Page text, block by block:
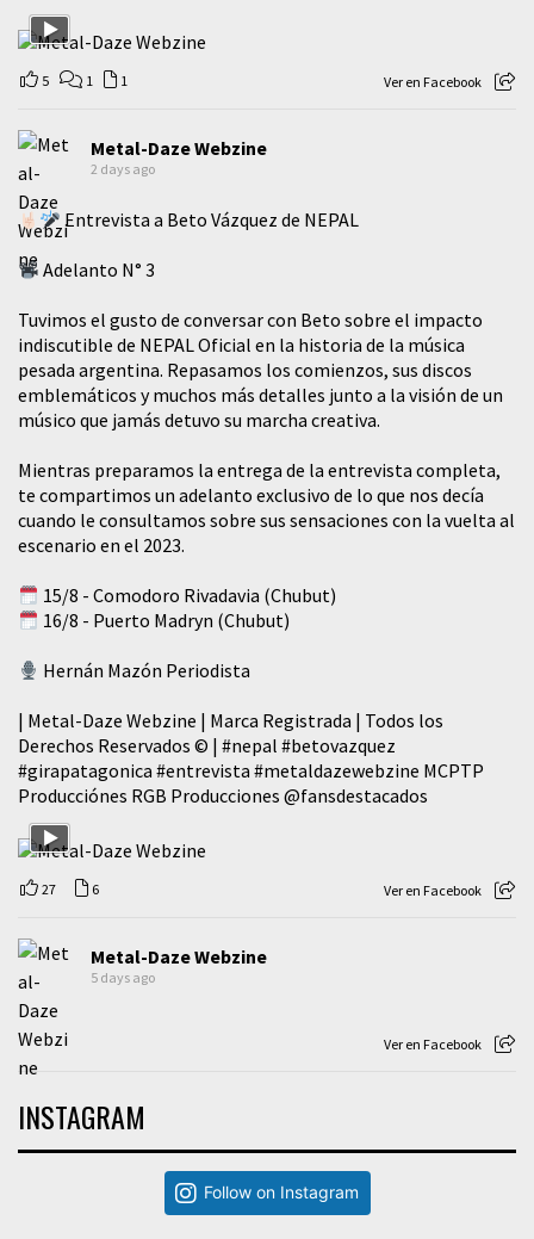
5 1 1 Ver en Facebook
Metal-Daze Webzine
2 days ago
Entrevista a Beto Vázquez de NEPAL
Adelanto N° 3
Tuvimos el gusto de conversar con Beto sobre el impacto
indiscutible de NEPAL Oficial en la historia de la música
pesada argentina. Repasamos los comienzos, sus discos
emblemáticos y muchos más detalles junto a la visión de un
músico que jamás detuvo su marcha creativa.
Mientras preparamos la entrega de la entrevista completa,
te compartimos un adelanto exclusivo de lo que nos decía
cuando le consultamos sobre sus sensaciones con la vuelta al
escenario en el 2023.
15/8 - Comodoro Rivadavia (Chubut)
16/8 - Puerto Madryn (Chubut)
Hernán Mazón Periodista
| Metal-Daze Webzine | Marca Registrada | Todos los
Derechos Reservados © | #nepal #betovazquez
#girapatagonica #entrevista #metaldazewebzine MCPTP
Producciónes RGB Producciones @fansdestacados
27 6 Ver en Facebook
Metal-Daze Webzine
5 days ago
Ver en Facebook
INSTAGRAM
Follow on Instagram